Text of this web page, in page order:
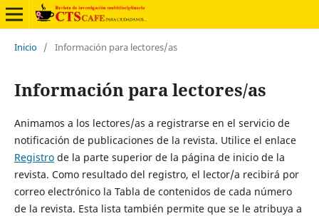
Inicio / Información para lectores/as
Información para lectores/as
Animamos a los lectores/as a registrarse en el servicio de
notificación de publicaciones de la revista. Utilice el enlace
Registrode la parte superior de la página de inicio de la
revista. Como resultado del registro, el lector/a recibirá por
correo electrónico la Tabla de contenidos de cada número
de la revista. Esta lista también permite que se le atribuya a